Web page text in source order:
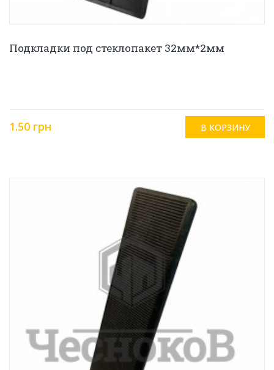
Подкладки под стеклопакет 32мм*2мм
1.50 грн